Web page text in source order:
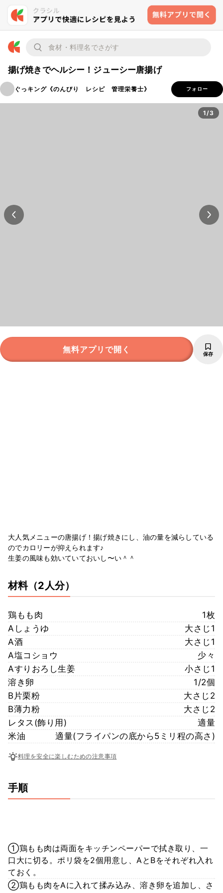
揚げ焼きでヘルシー！ジューシー唐揚げ
ぐっキング《のんびり レシピ 管理栄養士》 フォロー
1/3
無料アプリで開く 保存
大人気メニューの唐揚げ！揚げ焼きにし、油の量を減らしている
のでカロリーが抑えられます♪
生姜の風味も効いていておいし〜い＾＾
材料（2人分）
鶏もも肉
1枚
Aしょうゆ
大さじ1
A酒
大さじ1
A塩コショウ
少々
Aすりおろし生姜
小さじ1
溶き卵
1/2個
B片栗粉
大さじ2
B薄力粉
大さじ2
レタス(飾り用)
適量
米油
適量(フライパンの底から5ミリ程の高さ)
料理を安全に楽しむための注意事項
手順
①鶏もも肉は両面をキッチンペーパーで拭き取り、一
口大に切る。ポリ袋を2個用意し、AとBをそれぞれ入れ
ておく。
②鶏もも肉をAに入れて揉み込み、溶き卵を追加し、さ